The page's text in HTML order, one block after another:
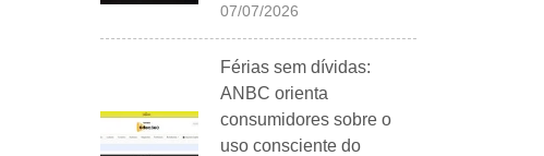
07/07/2026
Férias sem dívidas:
ANBC orienta
consumidores sobre o
uso consciente do